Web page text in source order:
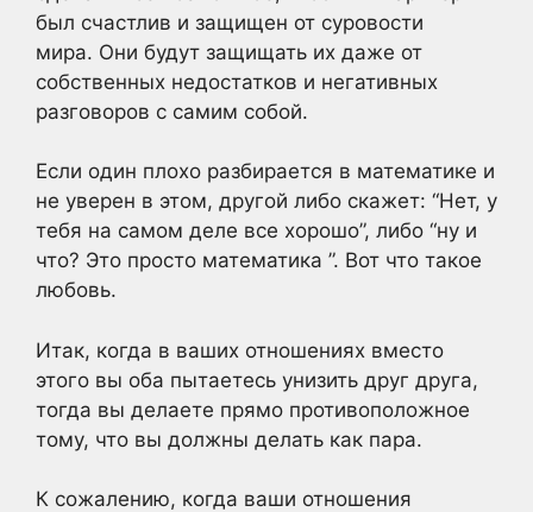
был счастлив и защищен от суровости
мира. Они будут защищать их даже от
собственных недостатков и негативных
разговоров с самим собой.
Если один плохо разбирается в математике и
не уверен в этом, другой либо скажет: “Нет, у
тебя на самом деле все хорошо”, либо “ну и
что? Это просто математика ”. Вот что такое
любовь.
Итак, когда в ваших отношениях вместо
этого вы оба пытаетесь унизить друг друга,
тогда вы делаете прямо противоположное
тому, что вы должны делать как пара.
К сожалению, когда ваши отношения